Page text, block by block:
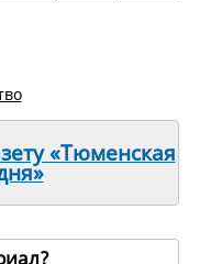
«Тюменская